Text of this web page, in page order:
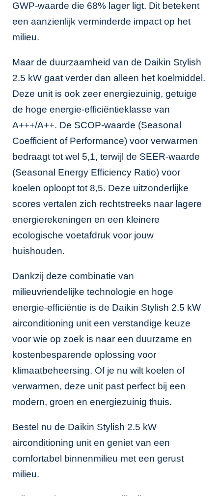
GWP-waarde die 68% lager ligt. Dit betekent
een aanzienlijk verminderde impact op het
milieu.
Maar de duurzaamheid van de Daikin Stylish
2.5 kW gaat verder dan alleen het koelmiddel.
Deze unit is ook zeer energiezuinig, getuige
de hoge energie-efficiëntieklasse van
A+++/A++. De SCOP-waarde (Seasonal
Coefficient of Performance) voor verwarmen
bedraagt tot wel 5,1, terwijl de SEER-waarde
(Seasonal Energy Efficiency Ratio) voor
koelen oploopt tot 8,5. Deze uitzonderlijke
scores vertalen zich rechtstreeks naar lagere
energierekeningen en een kleinere
ecologische voetafdruk voor jouw
huishouden.
Dankzij deze combinatie van
milieuvriendelijke technologie en hoge
energie-efficiëntie is de Daikin Stylish 2.5 kW
airconditioning unit een verstandige keuze
voor wie op zoek is naar een duurzame en
kostenbesparende oplossing voor
klimaatbeheersing. Of je nu wilt koelen of
verwarmen, deze unit past perfect bij een
modern, groen en energiezuinig thuis.
Bestel nu de Daikin Stylish 2.5 kW
airconditioning unit en geniet van een
comfortabel binnenmilieu met een gerust
milieu.